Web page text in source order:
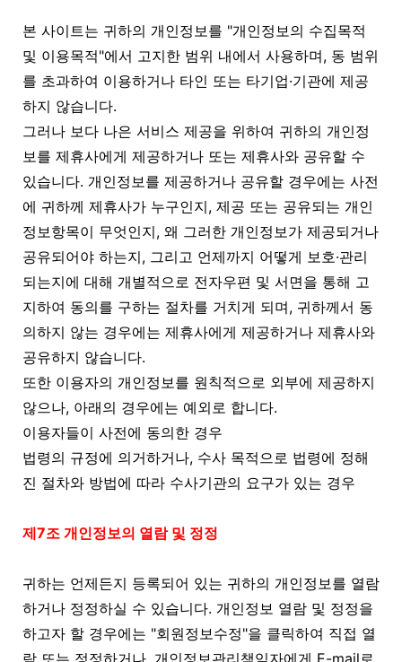
본 사이트는 귀하의 개인정보를 "개인정보의 수집목적
및 이용목적"에서 고지한 범위 내에서 사용하며, 동 범위
를 초과하여 이용하거나 타인 또는 타기업·기관에 제공
하지 않습니다.
그러나 보다 나은 서비스 제공을 위하여 귀하의 개인정
보를 제휴사에게 제공하거나 또는 제휴사와 공유할 수
있습니다. 개인정보를 제공하거나 공유할 경우에는 사전
에 귀하께 제휴사가 누구인지, 제공 또는 공유되는 개인
정보항목이 무엇인지, 왜 그러한 개인정보가 제공되거나
공유되어야 하는지, 그리고 언제까지 어떻게 보호·관리
되는지에 대해 개별적으로 전자우편 및 서면을 통해 고
지하여 동의를 구하는 절차를 거치게 되며, 귀하께서 동
의하지 않는 경우에는 제휴사에게 제공하거나 제휴사와
공유하지 않습니다.
또한 이용자의 개인정보를 원칙적으로 외부에 제공하지
않으나, 아래의 경우에는 예외로 합니다.
이용자들이 사전에 동의한 경우
법령의 규정에 의거하거나, 수사 목적으로 법령에 정해
진 절차와 방법에 따라 수사기관의 요구가 있는 경우
제7조 개인정보의 열람 및 정정
귀하는 언제든지 등록되어 있는 귀하의 개인정보를 열람
하거나 정정하실 수 있습니다. 개인정보 열람 및 정정을
하고자 할 경우에는 "회원정보수정"을 클릭하여 직접 열
람 또는 정정하거나, 개인정보관리책임자에게 E-mail로